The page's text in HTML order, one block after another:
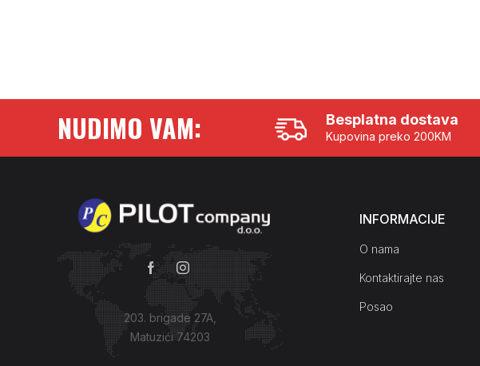
NUDIMO VAM: Besplatna dostava
Kupovina preko 200KM
203. brigade 27A,
Matuzići 74203
INFORMACIJE
O nama
Kontaktirajte nas
Posao